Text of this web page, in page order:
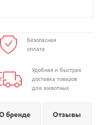
Безопасная
оплата
Удобная и быстрая
доставка товаров
для животных
бренде Отзывы